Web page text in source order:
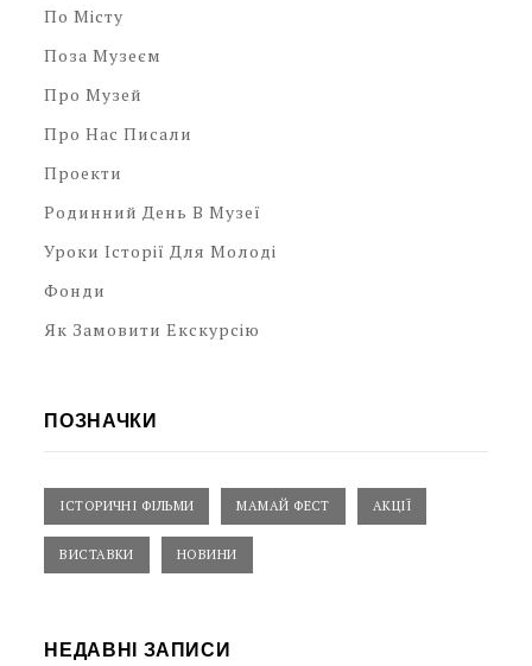
По Місту
Поза Музеєм
Про Музей
Про Нас Писали
Проекти
Родинний День В Музеї
Уроки Історії Для Молоді
Фонди
Як Замовити Екскурсію
ПОЗНАЧКИ
ІСТОРИЧНІ ФІЛЬМИ МАМАЙ ФЕСТ АКЦІЇ
ВИСТАВКИ НОВИНИ
НЕДАВНІ ЗАПИСИ